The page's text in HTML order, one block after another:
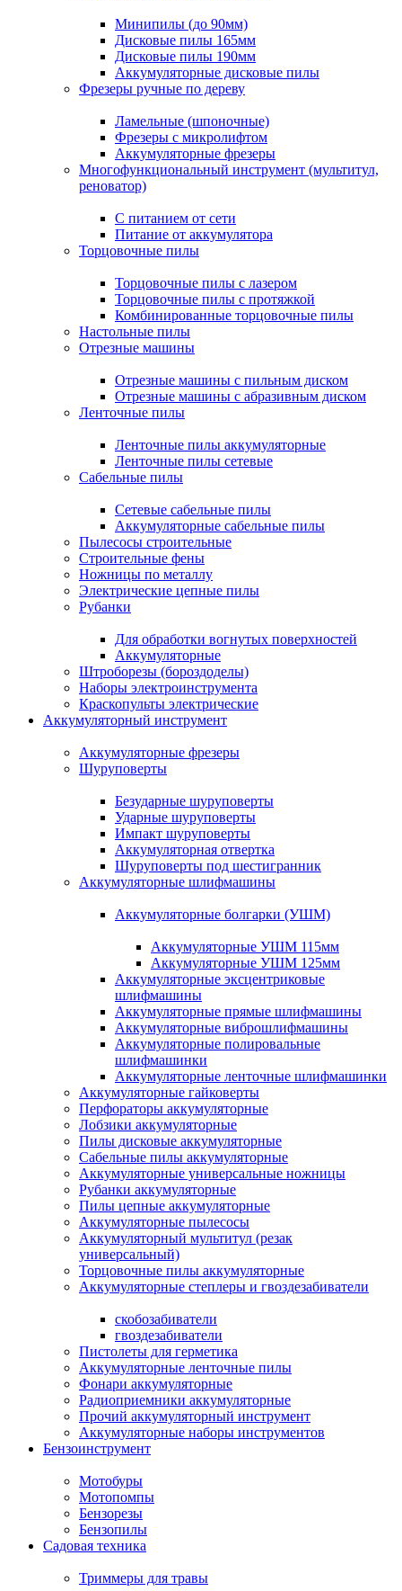
Минипилы (до 90мм)
Дисковые пилы 165мм
Дисковые пилы 190мм
Аккумуляторные дисковые пилы
Фрезеры ручные по дереву
Ламельные (шпоночные)
Фрезеры с микролифтом
Аккумуляторные фрезеры
Многофункциональный инструмент (мультитул,
реноватор)
С питанием от сети
Питание от аккумулятора
Торцовочные пилы
Торцовочные пилы с лазером
Торцовочные пилы с протяжкой
Комбинированные торцовочные пилы
Настольные пилы
Отрезные машины
Отрезные машины с пильным диском
Отрезные машины с абразивным диском
Ленточные пилы
Ленточные пилы аккумуляторные
Ленточные пилы сетевые
Сабельные пилы
Сетевые сабельные пилы
Аккумуляторные сабельные пилы
Пылесосы строительные
Строительные фены
Ножницы по металлу
Электрические цепные пилы
Рубанки
Для обработки вогнутых поверхностей
Аккумуляторные
Штроборезы (бороздоделы)
Наборы электроинструмента
Краскопульты электрические
Аккумуляторный инструмент
Аккумуляторные фрезеры
Шуруповерты
Безударные шуруповерты
Ударные шуруповерты
Импакт шуруповерты
Аккумуляторная отвертка
Шуруповерты под шестигранник
Аккумуляторные шлифмашины
Аккумуляторные болгарки (УШМ)
Аккумуляторные УШМ 115мм
Аккумуляторные УШМ 125мм
Аккумуляторные эксцентриковые
шлифмашины
Аккумуляторные прямые шлифмашины
Аккумуляторные виброшлифмашины
Аккумуляторные полировальные
шлифмашинки
Аккумуляторные ленточные шлифмашинки
Аккумуляторные гайковерты
Перфораторы аккумуляторные
Лобзики аккумуляторные
Пилы дисковые аккумуляторные
Сабельные пилы аккумуляторные
Аккумуляторные универсальные ножницы
Рубанки аккумуляторные
Пилы цепные аккумуляторные
Аккумуляторные пылесосы
Аккумуляторный мультитул (резак
универсальный)
Торцовочные пилы аккумуляторные
Аккумуляторные степлеры и гвоздезабиватели
скобозабиватели
гвоздезабиватели
Пистолеты для герметика
Аккумуляторные ленточные пилы
Фонари аккумуляторные
Радиоприемники аккумуляторные
Прочий аккумуляторный инструмент
Аккумуляторные наборы инструментов
Бензоинструмент
Мотобуры
Мотопомпы
Бензорезы
Бензопилы
Садовая техника
Триммеры для травы